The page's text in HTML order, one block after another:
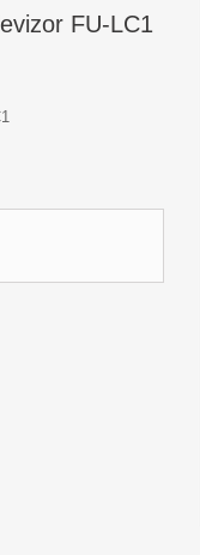
FU-LC1